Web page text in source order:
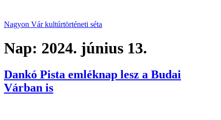
Nagyon Vár kultúrtörténeti séta
Nap: 2024. június 13.
Dankó Pista emléknap lesz a Budai
Várban is